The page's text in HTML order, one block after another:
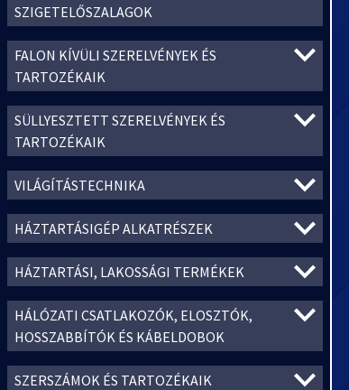
SZIGETELŐSZALAGOK
FALON KÍVÜLI SZERELVÉNYEK ÉS
TARTOZÉKAIK
SÜLLYESZTETT SZERELVÉNYEK ÉS
TARTOZÉKAIK
VILÁGÍTÁSTECHNIKA
HÁZTARTÁSIGÉP ALKATRÉSZEK
HÁZTARTÁSI, LAKOSSÁGI TERMÉKEK
HÁLÓZATI CSATLAKOZÓK, ELOSZTÓK,
HOSSZABBÍTÓK ÉS KÁBELDOBOK
SZERSZÁMOK ÉS TARTOZÉKAIK